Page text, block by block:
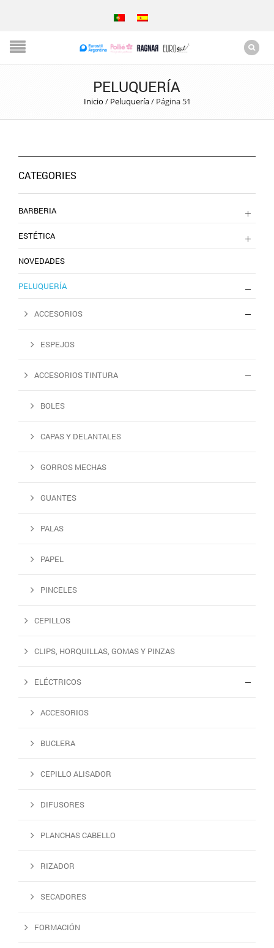
PELUQUERÍA
Inicio / Peluquería/ Página 51
CATEGORIES
BARBERIA
ESTÉTICA
NOVEDADES
PELUQUERÍA
ACCESORIOS
ESPEJOS
ACCESORIOS TINTURA
BOLES
CAPAS Y DELANTALES
GORROS MECHAS
GUANTES
PALAS
PAPEL
PINCELES
CEPILLOS
CLIPS, HORQUILLAS, GOMAS Y PINZAS
ELÉCTRICOS
ACCESORIOS
BUCLERA
CEPILLO ALISADOR
DIFUSORES
PLANCHAS CABELLO
RIZADOR
SECADORES
FORMACIÓN